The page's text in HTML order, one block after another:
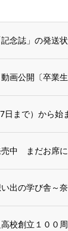
念誌」の発送
動画公開〔卒業
日まで）から始
売中 まだお席
出の学び舎～
校創立１００